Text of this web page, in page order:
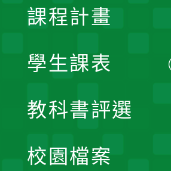
課程計畫
學生課表
教科書評選
校園檔案